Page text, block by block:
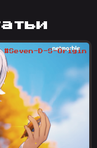
#Seven-D-S-Origin